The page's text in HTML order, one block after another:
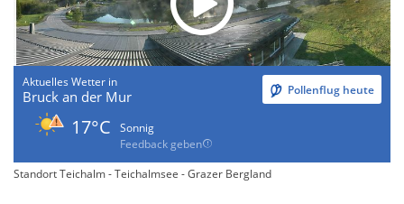
Aktuelles Wetter in
Bruck an der Mur Pollenflug heute
17°C
Sonnig
Feedback geben
Standort Teichalm - Teichalmsee - Grazer Bergland